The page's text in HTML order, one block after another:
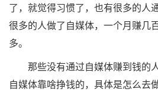
了，就觉得习惯了，也有很多的人
很多的人做了自媒体，一个月赚几
多。
那些没有通过自媒体赚到钱的
自媒体靠啥挣钱的，具体是怎么去